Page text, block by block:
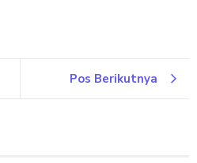
Pos Berikutnya